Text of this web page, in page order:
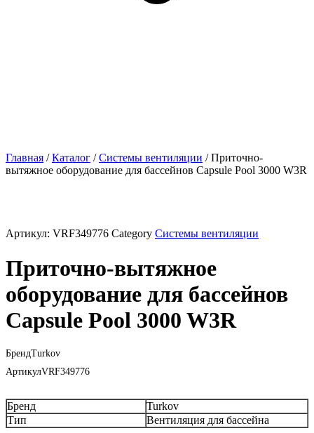
Главная /Каталог /Системы вентиляции / Приточно-
вытяжное оборудование для бассейнов Capsule Pool 3000 W3R
Артикул: VRF349776 Category Системы вентиляции
Приточно-вытяжное
оборудование для бассейнов
Capsule Pool 3000 W3R
БрендTurkov
АртикулVRF349776
Бренд
Turkov
Тип
Вентиляция для бассейна